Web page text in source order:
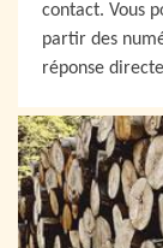
contact. Vous
partir des
réponse